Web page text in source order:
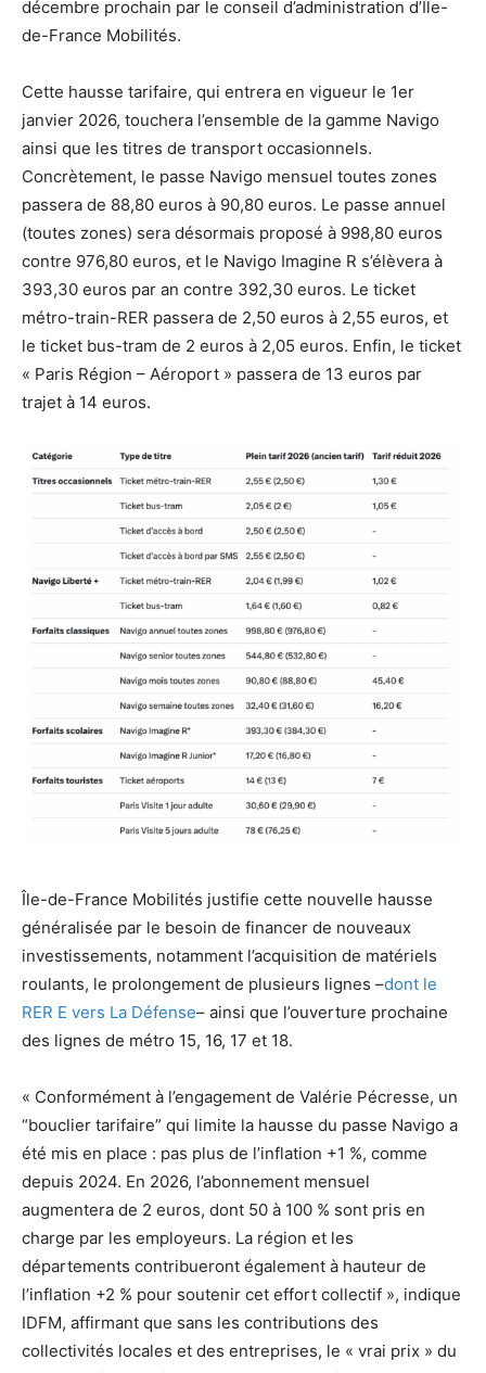
décembre prochain par le conseil d’administration d’Île-
de-France Mobilités.
Cette hausse tarifaire, qui entrera en vigueur le 1er
janvier 2026, touchera l’ensemble de la gamme Navigo
ainsi que les titres de transport occasionnels.
Concrètement, le passe Navigo mensuel toutes zones
passera de 88,80 euros à 90,80 euros. Le passe annuel
(toutes zones) sera désormais proposé à 998,80 euros
contre 976,80 euros, et le Navigo Imagine R s’élèvera à
393,30 euros par an contre 392,30 euros. Le ticket
métro-train-RER passera de 2,50 euros à 2,55 euros, et
le ticket bus-tram de 2 euros à 2,05 euros. Enfin, le ticket
« Paris Région – Aéroport » passera de 13 euros par
trajet à 14 euros.
Île-de-France Mobilités justifie cette nouvelle hausse
généralisée par le besoin de financer de nouveaux
investissements, notamment l’acquisition de matériels
roulants, le prolongement de plusieurs lignes –dont le
RER E vers La Défense– ainsi que l’ouverture prochaine
des lignes de métro 15, 16, 17 et 18.
« Conformément à l’engagement de Valérie Pécresse, un
“bouclier tarifaire” qui limite la hausse du passe Navigo a
été mis en place : pas plus de l’inflation +1 %, comme
depuis 2024. En 2026, l’abonnement mensuel
augmentera de 2 euros, dont 50 à 100 % sont pris en
charge par les employeurs. La région et les
départements contribueront également à hauteur de
l’inflation +2 % pour soutenir cet effort collectif », indique
IDFM, affirmant que sans les contributions des
collectivités locales et des entreprises, le « vrai prix » du